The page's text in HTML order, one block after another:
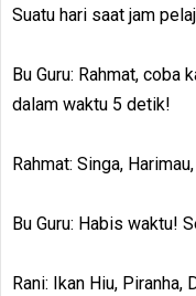
Suatu hari saat jam
Bu Guru: Rahmat, coba
dalam waktu 5 detik!
Rahmat: Singa,
Bu Guru: Habis waktu!
Rani: Ikan Hiu, Piranha,